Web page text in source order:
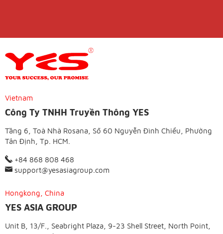
Vietnam
Công Ty TNHH Truyền Thông YES
Tầng 6, Toà Nhà Rosana, Số 60 Nguyễn Đình Chiểu, Phường
Tân Định, Tp. HCM.
+84 868 808 468
support@yesasiagroup.com
Hongkong, China
YES ASIA GROUP
Unit B, 13/F., Seabright Plaza, 9-23 Shell Street, North Point,